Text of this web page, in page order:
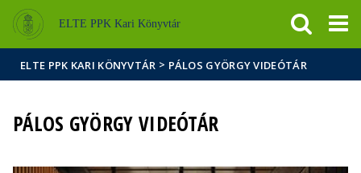
Hírek
Események
ELTE a
sajtóban
ELTE PPK Kari Könyvtár
ELTE PPK KARI KÖNYVTÁR > PÁLOS GYÖRGY VIDEÓTÁR
PÁLOS GYÖRGY VIDEÓTÁR